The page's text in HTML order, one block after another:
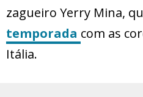
zagueiro Yerry Mina,
temporada com as
Itália.